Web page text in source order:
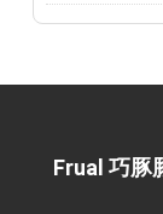
Frual 巧豚